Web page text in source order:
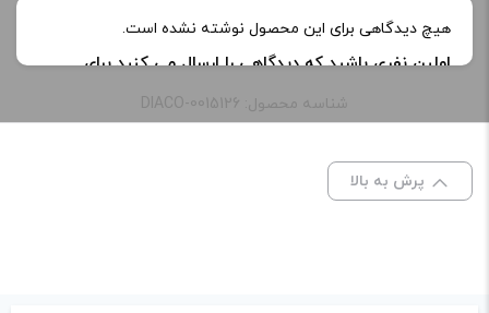
هیچ دیدگاهی برای این محصول نوشته نشده است.
اولین نفری باشید که دیدگاهی را ارسال می کنید برای
“شارژر باتری الترا فایر|UltraFire battery charger”
علامت‌گذاری شده‌اند
شناسه محصول: DIACO-0015126
پرش به بالا